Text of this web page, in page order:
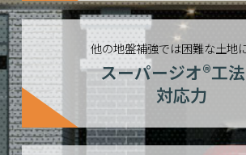
他の地盤補強では困難な土地
スーパージオ®工
対応力